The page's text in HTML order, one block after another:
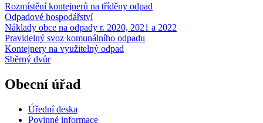
Rozmístění kontejnerů na tříděny odpad
Odpadové hospodářství
Náklady obce na odpady r. 2020, 2021 a 2022
Pravidelný svoz komunálního odpadu
Kontejnery na využitelný odpad
Sběrný dvůr
Obecní úřad
Úřední deska
Povinné informace